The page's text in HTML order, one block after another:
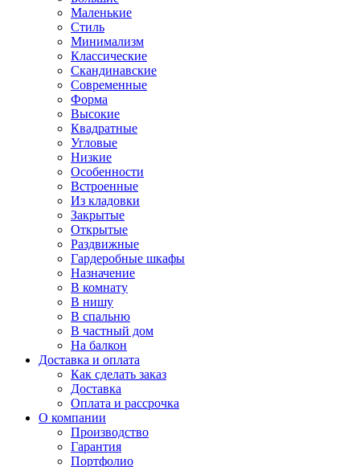
Маленькие
Стиль
Минимализм
Классические
Скандинавские
Современные
Форма
Высокие
Квадратные
Угловые
Низкие
Особенности
Встроенные
Из кладовки
Закрытые
Открытые
Раздвижные
Гардеробные шкафы
Назначение
В комнату
В нишу
В спальню
В частный дом
На балкон
Доставка и оплата
Как сделать заказ
Доставка
Оплата и рассрочка
О компании
Производство
Гарантия
Портфолио